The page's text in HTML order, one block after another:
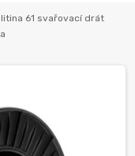
61 svařovací drát